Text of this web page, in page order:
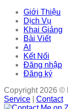
Giới Thiệu
Dịch Vụ
Khai Giảng
Bài Viết
AI
Kết Nối
Đăng nhập
Đăng ký
Copyright 2026 ©
Service
Contact